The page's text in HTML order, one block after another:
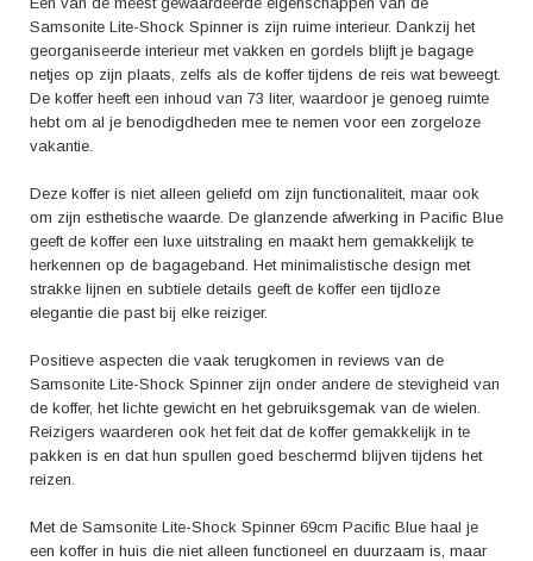
Samsonite Lite-Shock Spinner is zijn ruime interieur. Dankzij het
georganiseerde interieur met vakken en gordels blijft je bagage
netjes op zijn plaats, zelfs als de koffer tijdens de reis wat beweegt.
De koffer heeft een inhoud van 73 liter, waardoor je genoeg ruimte
hebt om al je benodigdheden mee te nemen voor een zorgeloze
vakantie.
Deze koffer is niet alleen geliefd om zijn functionaliteit, maar ook
om zijn esthetische waarde. De glanzende afwerking in Pacific Blue
geeft de koffer een luxe uitstraling en maakt hem gemakkelijk te
herkennen op de bagageband. Het minimalistische design met
strakke lijnen en subtiele details geeft de koffer een tijdloze
elegantie die past bij elke reiziger.
Positieve aspecten die vaak terugkomen in reviews van de
Samsonite Lite-Shock Spinner zijn onder andere de stevigheid van
de koffer, het lichte gewicht en het gebruiksgemak van de wielen.
Reizigers waarderen ook het feit dat de koffer gemakkelijk in te
pakken is en dat hun spullen goed beschermd blijven tijdens het
reizen.
Met de Samsonite Lite-Shock Spinner 69cm Pacific Blue haal je
een koffer in huis die niet alleen functioneel en duurzaam is, maar